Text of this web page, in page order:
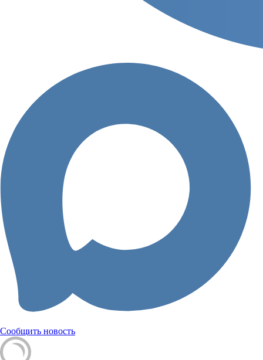
Сообщить новость